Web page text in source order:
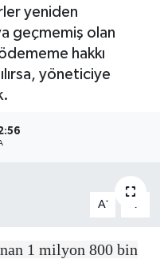
yeniden
geçmemiş olan
hakkı
yöneticiye
A- A
1 milyon 800 bin